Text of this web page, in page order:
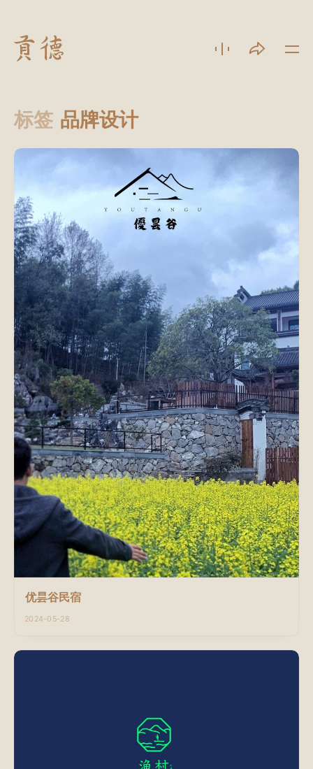
标签 品牌设计
优昙谷民宿
2024-05-28